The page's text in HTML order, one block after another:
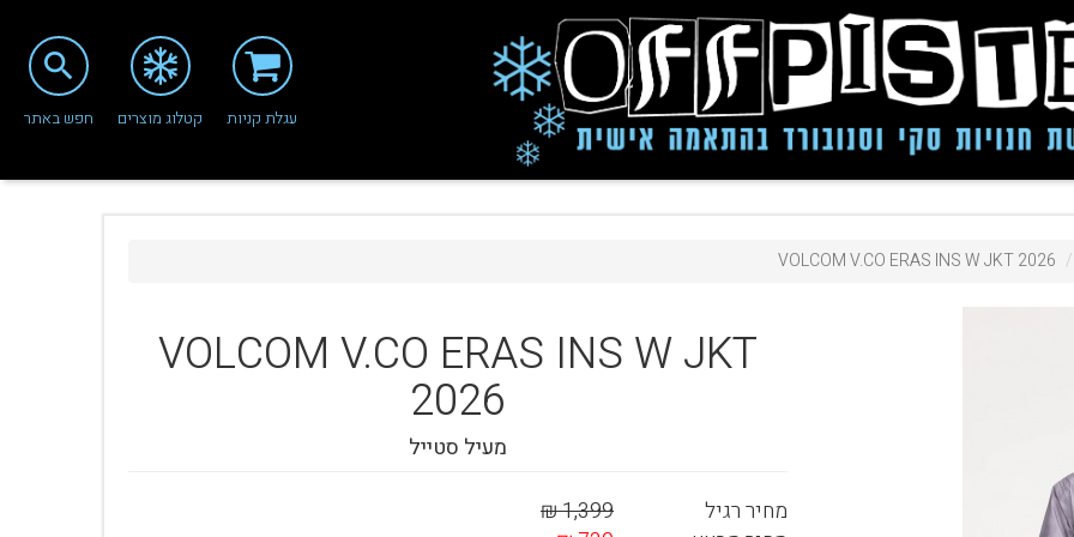
עגלת קניות קטלוג מוצרים
search
חפש באתר
VOLCOM V.CO ERAS INS W JKT 2026
VOLCOM V.CO ERAS INS W JKT
2026
מעיל סטייל
מחיר רגיל
1,399 ₪